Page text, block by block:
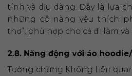
tính và dịu dàng. Đây là lựa
những cô nàng yêu thích
thơ”, phù hợp cho cả đi làm và
2.8. Năng động với áo
Tưởng chừng không liên